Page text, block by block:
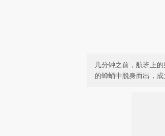
几分钟之前，航班上
的蝉蛹中脱身而出，